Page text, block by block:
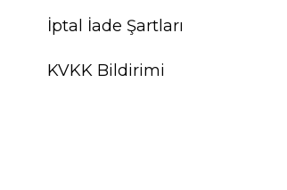
İptal İade Şartları
KVKK Bildirimi